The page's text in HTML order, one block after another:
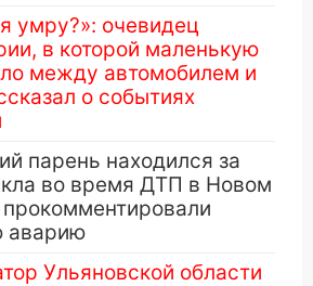
умру?»: очевидец
в которой маленькую
между автомобилем и
о событиях
парень находился за
во время ДТП в Новом
аварию
Ульяновской области